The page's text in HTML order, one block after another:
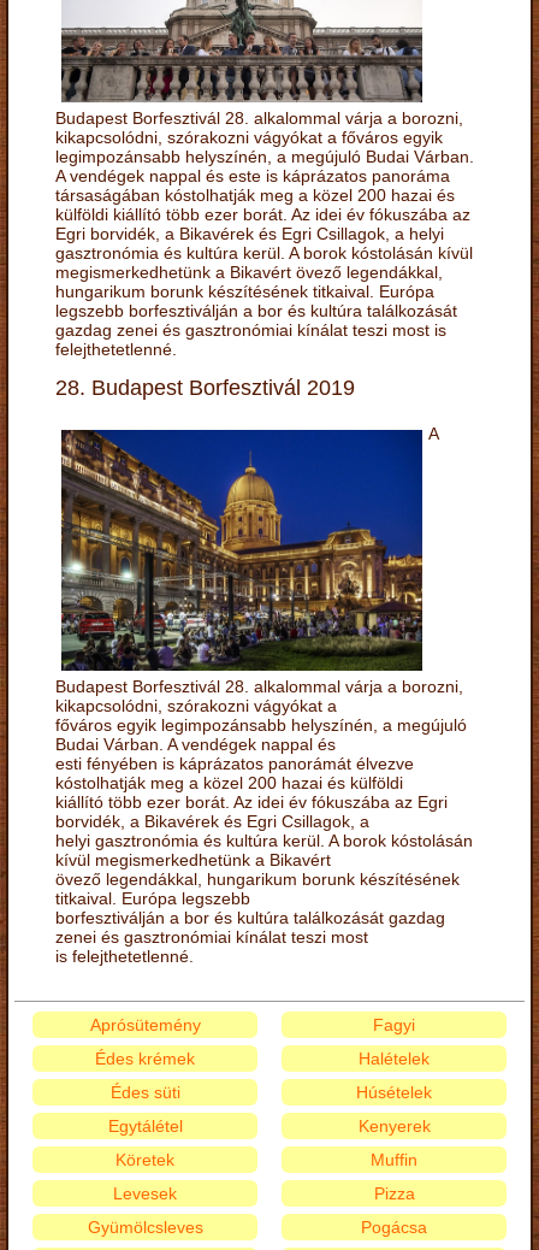
Budapest Borfesztivál 28. alkalommal várja a borozni,
kikapcsolódni, szórakozni vágyókat a főváros egyik
legimpozánsabb helyszínén, a megújuló Budai Várban.
A vendégek nappal és este is káprázatos panoráma
társaságában kóstolhatják meg a közel 200 hazai és
külföldi kiállító több ezer borát. Az idei év fókuszába az
Egri borvidék, a Bikavérek és Egri Csillagok, a helyi
gasztronómia és kultúra kerül. A borok kóstolásán kívül
megismerkedhetünk a Bikavért övező legendákkal,
hungarikum borunk készítésének titkaival. Európa
legszebb borfesztiválján a bor és kultúra találkozását
gazdag zenei és gasztronómiai kínálat teszi most is
felejthetetlenné.
28. Budapest Borfesztivál 2019
A
Budapest Borfesztivál 28. alkalommal várja a borozni,
kikapcsolódni, szórakozni vágyókat a
főváros egyik legimpozánsabb helyszínén, a megújuló
Budai Várban. A vendégek nappal és
esti fényében is káprázatos panorámát élvezve
kóstolhatják meg a közel 200 hazai és külföldi
kiállító több ezer borát. Az idei év fókuszába az Egri
borvidék, a Bikavérek és Egri Csillagok, a
helyi gasztronómia és kultúra kerül. A borok kóstolásán
kívül megismerkedhetünk a Bikavért
övező legendákkal, hungarikum borunk készítésének
titkaival. Európa legszebb
borfesztiválján a bor és kultúra találkozását gazdag
zenei és gasztronómiai kínálat teszi most
is felejthetetlenné.
Aprósütemény
Édes krémek
Édes süti
Egytálétel
Fagyi
Halételek
Húsételek
Kenyerek
Köretek
Levesek
Gyümölcsleves
Muffin
Pizza
Pogácsa